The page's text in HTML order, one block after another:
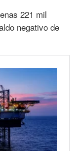
221 mil
negativo de